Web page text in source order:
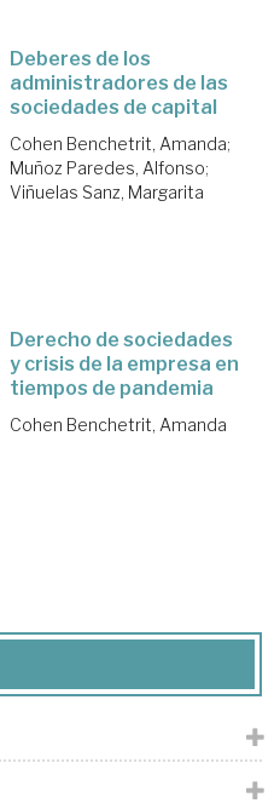
Deberes de los
administradores de las
sociedades de capital
Cohen Benchetrit, Amanda;
Muñoz Paredes, Alfonso;
Viñuelas Sanz, Margarita
Derecho de sociedades
y crisis de la empresa en
tiempos de pandemia
Cohen Benchetrit, Amanda